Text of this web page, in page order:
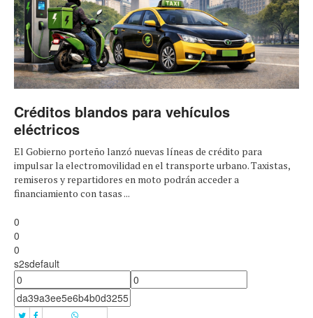
Créditos blandos para vehículos
eléctricos
El Gobierno porteño lanzó nuevas líneas de crédito para
impulsar la electromovilidad en el transporte urbano. Taxistas,
remiseros y repartidores en moto podrán acceder a
financiamiento con tasas ...
0
0
0
s2sdefault